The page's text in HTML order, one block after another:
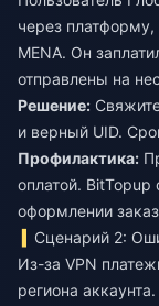
через
MENA. Он
отправлены на
Решение:
и верный UID.
Профилактика:
оплатой. BitTopup
оформлении
Сценарий 2:
Из-за VPN
региона